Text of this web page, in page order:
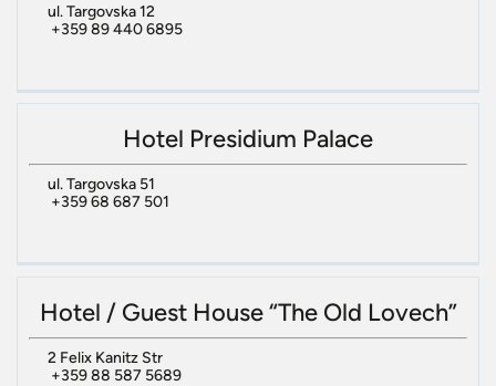
ul. Targovska 12
+359 89 440 6895
Hotel Presidium Palace
ul. Targovska 51
+359 68 687 501
Hotel / Guest House “The Old Lovech”
2 Felix Kanitz Str
+359 88 587 5689